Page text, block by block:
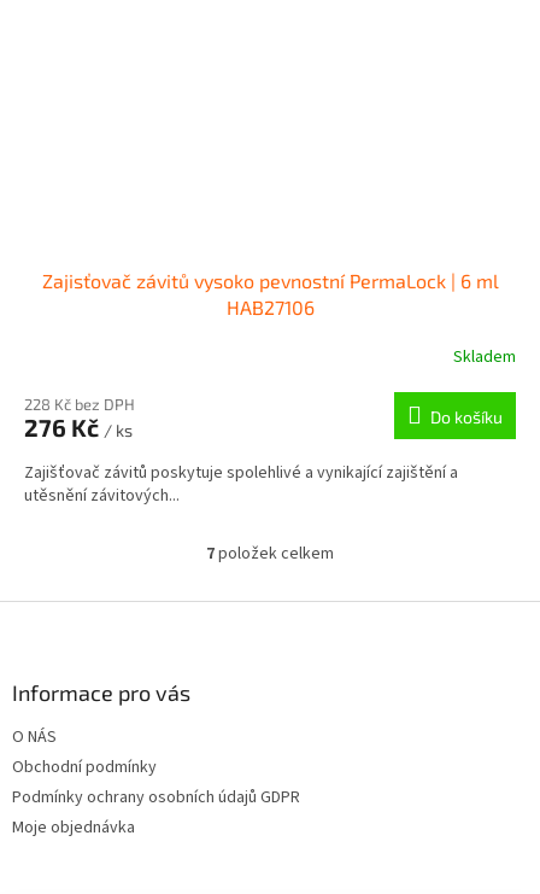
Zajisťovač závitů vysoko pevnostní PermaLock | 6 ml
HAB27106
Skladem
228 Kč bez DPH
276 Kč / ks
Do košíku
Zajišťovač závitů poskytuje spolehlivé a vynikající zajištění a
utěsnění závitových...
O
l
v
7položek celkem
Informace pro vás
O NÁS
Obchodní podmínky
Podmínky ochrany osobních údajů GDPR
Moje objednávka